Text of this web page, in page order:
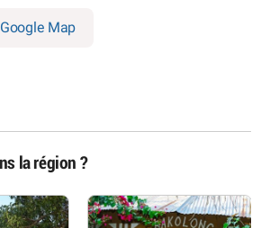
Map
la région ?